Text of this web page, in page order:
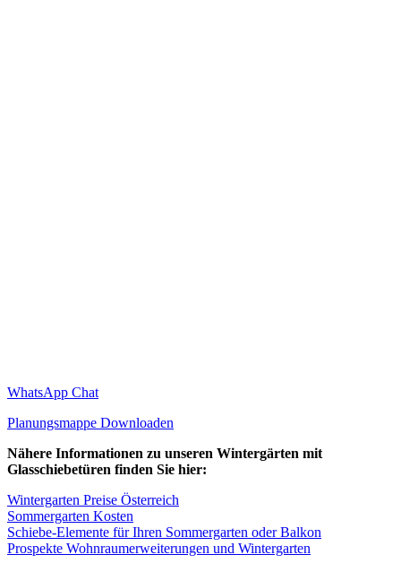
WhatsApp Chat
Planungsmappe Downloaden
Nähere Informationen zu unseren Wintergärten mit
Glasschiebetüren finden Sie hier:
Wintergarten Preise Österreich
Sommergarten Kosten
Schiebe-Elemente für Ihren Sommergarten oder Balkon
Prospekte Wohnraumerweiterungen und Wintergarten